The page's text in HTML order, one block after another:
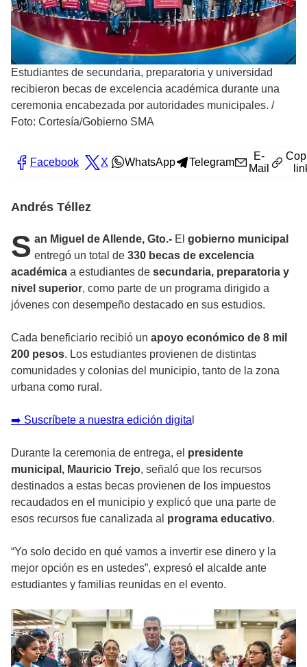
Estudiantes de secundaria, preparatoria y universidad
recibieron becas de excelencia académica durante una
ceremonia encabezada por autoridades municipales. /
Foto: Cortesía/Gobierno SMA
Facebook X WhatsApp Telegram
E-
Mail
Andrés Téllez
S an Miguel de Allende, Gto.- El gobierno municipal
entregó un total de 330 becas de excelencia
académica a estudiantes de secundaria, preparatoria y
nivel superior, como parte de un programa dirigido a
jóvenes con desempeño destacado en sus estudios.
Cada beneficiario recibió un apoyo económico de 8 mil
200 pesos. Los estudiantes provienen de distintas
comunidades y colonias del municipio, tanto de la zona
urbana como rural.
➡️ Suscríbete a nuestra edición digita
Durante la ceremonia de entrega, el presidente
municipal, Mauricio Trejo, señaló que los recursos
destinados a estas becas provienen de los impuestos
recaudados en el municipio y explicó que una parte de
esos recursos fue canalizada al programa educativo.
“Yo solo decido en qué vamos a invertir ese dinero y la
mejor opción es en ustedes”, expresó el alcalde ante
estudiantes y familias reunidas en el evento.